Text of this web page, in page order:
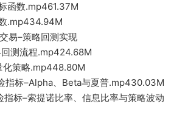
函数.mp461.37M
.mp434.94M
易–策略回测实现
回测流程.mp424.68M
化策略.mp448.80M
指标–Alpha、Beta与夏普.mp430.03M
指标–索提诺比率、信息比率与策略波动